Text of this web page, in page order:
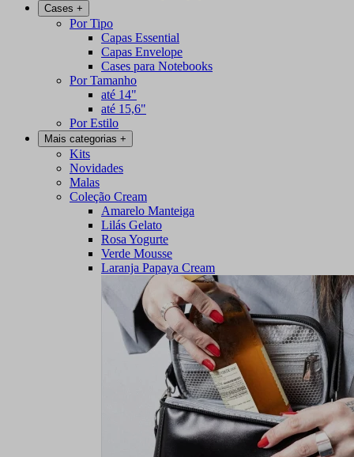
Cases +
Por Tipo
Capas Essential
Capas Envelope
Cases para Notebooks
Por Tamanho
até 14"
até 15,6"
Por Estilo
Mais categorias +
Kits
Novidades
Malas
Coleção Cream
Amarelo Manteiga
Lilás Gelato
Rosa Yogurte
Verde Mousse
Laranja Papaya Cream